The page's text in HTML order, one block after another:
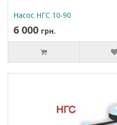
Насос НГС 10-90
6 000 грн.